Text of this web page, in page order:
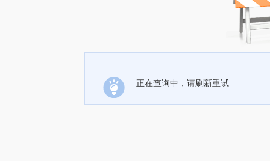
正在查询中，请刷新重试